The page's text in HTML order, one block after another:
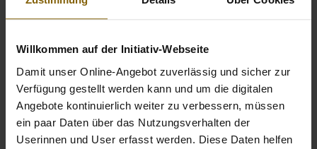
Willkommen auf der Initiativ-Webseite
Damit unser Online-Angebot zuverlässig und sicher zur
Verfügung gestellt werden kann und um die digitalen
Angebote kontinuierlich weiter zu verbessern, müssen
ein paar Daten über das Nutzungsverhalten der
Userinnen und User erfasst werden. Diese Daten helfen
benachrichtigt. Meldet sich die/der Gewinner/in nach
zweimaliger Aufforderung innerhalb von zwei Wochen
nicht zurück, so verfällt der Gewinnanspruch und es
wird ein/e Ersatzgewinner/in ausgelost. Für die
Richtigkeit des angegebenen Facebook-Accounts ist
die/der Teilnehmer/in verantwortlich.